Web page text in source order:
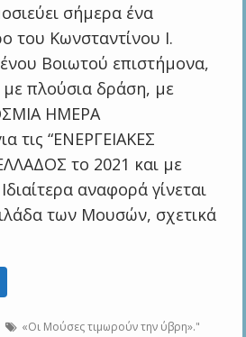
σήμερα ένα
του Κωνσταντίνου Ι.
Βοιωτού επιστήμονα,
με πλούσια δράση, με
ΗΜΕΡΑ
τις “ΕΝΕΡΓΕΙΑΚΕΣ
το 2021 και με
αναφορά γίνεται
των Μουσών, σχετικά
«Οι Μούσες τιμωρούν την ύβρη»."